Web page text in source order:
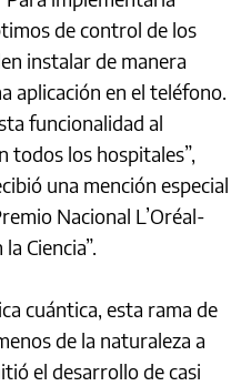
de control de los
instalar de manera
aplicación en el teléfono.
funcionalidad al
todos los hospitales”,
una mención especial
Nacional L’Oréal-
Ciencia”.
cuántica, esta rama de
de la naturaleza a
el desarrollo de casi